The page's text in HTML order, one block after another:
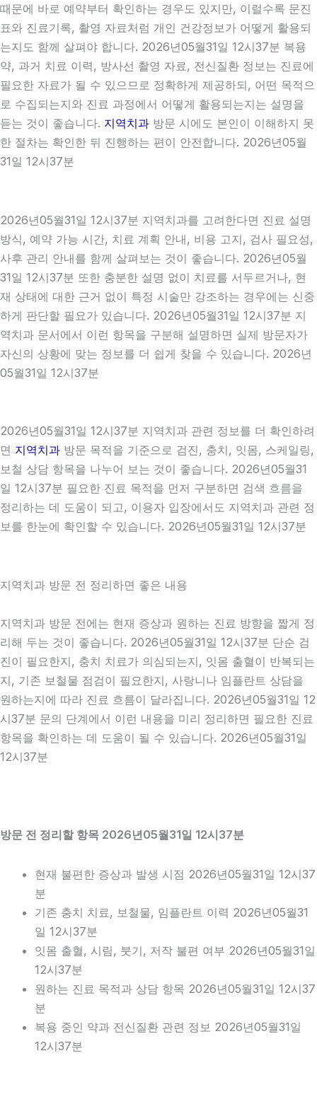
때문에 바로 예약부터 확인하는 경우도 있지만, 이럴수록 문진
표와 진료기록, 촬영 자료처럼 개인 건강정보가 어떻게 활용되
는지도 함께 살펴야 합니다. 2026년05월31일 12시37분 복용
약, 과거 치료 이력, 방사선 촬영 자료, 전신질환 정보는 진료에
필요한 자료가 될 수 있으므로 정확하게 제공하되, 어떤 목적으
로 수집되는지와 진료 과정에서 어떻게 활용되는지는 설명을
듣는 것이 좋습니다. 지역치과 방문 시에도 본인이 이해하지 못
한 절차는 확인한 뒤 진행하는 편이 안전합니다. 2026년05월
31일 12시37분
2026년05월31일 12시37분 지역치과를 고려한다면 진료 설명
방식, 예약 가능 시간, 치료 계획 안내, 비용 고지, 검사 필요성,
사후 관리 안내를 함께 살펴보는 것이 좋습니다. 2026년05월
31일 12시37분 또한 충분한 설명 없이 치료를 서두르거나, 현
재 상태에 대한 근거 없이 특정 시술만 강조하는 경우에는 신중
하게 판단할 필요가 있습니다. 2026년05월31일 12시37분 지
역치과 문서에서 이런 항목을 구분해 설명하면 실제 방문자가
자신의 상황에 맞는 정보를 더 쉽게 찾을 수 있습니다. 2026년
05월31일 12시37분
2026년05월31일 12시37분 지역치과 관련 정보를 더 확인하려
면 지역치과 방문 목적을 기준으로 검진, 충치, 잇몸, 스케일링,
보철 상담 항목을 나누어 보는 것이 좋습니다. 2026년05월31
일 12시37분 필요한 진료 목적을 먼저 구분하면 검색 흐름을
정리하는 데 도움이 되고, 이용자 입장에서도 지역치과 관련 정
보를 한눈에 확인할 수 있습니다. 2026년05월31일 12시37분
지역치과 방문 전 정리하면 좋은 내용
지역치과 방문 전에는 현재 증상과 원하는 진료 방향을 짧게 정
리해 두는 것이 좋습니다. 2026년05월31일 12시37분 단순 검
진이 필요한지, 충치 치료가 의심되는지, 잇몸 출혈이 반복되는
지, 기존 보철물 점검이 필요한지, 사랑니나 임플란트 상담을
원하는지에 따라 진료 흐름이 달라집니다. 2026년05월31일 12
시37분 문의 단계에서 이런 내용을 미리 정리하면 필요한 진료
항목을 확인하는 데 도움이 될 수 있습니다. 2026년05월31일
12시37분
방문 전 정리할 항목 2026년05월31일 12시37분
현재 불편한 증상과 발생 시점 2026년05월31일 12시37
분
기존 충치 치료, 보철물, 임플란트 이력 2026년05월31
일 12시37분
잇몸 출혈, 시림, 붓기, 저작 불편 여부 2026년05월31일
12시37분
원하는 진료 목적과 상담 항목 2026년05월31일 12시37
분
복용 중인 약과 전신질환 관련 정보 2026년05월31일
12시37분